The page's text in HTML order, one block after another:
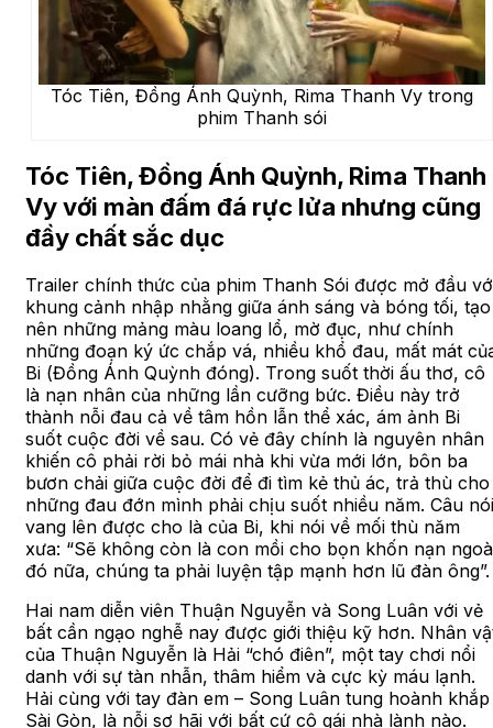
Tóc Tiên, Đồng Ánh Quỳnh, Rima Thanh Vy trong
phim Thanh sói
Tóc Tiên, Đồng Ánh Quỳnh, Rima Thanh
Vy với màn đấm đá rực lửa nhưng cũng
đầy chất sắc dục
Trailer chính thức của phim Thanh Sói được mở đầu
khung cảnh nhập nhằng giữa ánh sáng và bóng tối, tạo
nên những mảng màu loang lổ, mờ đục, như chính
những đoạn ký ức chắp vá, nhiều khổ đau, mất mát
Bi (Đồng Ánh Quỳnh đóng). Trong suốt thời ấu thơ, cô
là nạn nhân của những lần cưỡng bức. Điều này trở
thành nỗi đau cả về tâm hồn lẫn thể xác, ám ảnh Bi
suốt cuộc đời về sau. Có vẻ đây chính là nguyên nhân
khiến cô phải rời bỏ mái nhà khi vừa mới lớn, bôn ba
bươn chải giữa cuộc đời để đi tìm kẻ thủ ác, trả thù cho
những đau đớn mình phải chịu suốt nhiều năm. Câu nói
vang lên được cho là của Bi, khi nói về mối thù năm
xưa: “Sẽ không còn là con mồi cho bọn khốn nạn
đó nữa, chúng ta phải luyện tập mạnh hơn lũ đàn ông”.
Hai nam diễn viên Thuận Nguyễn và Song Luân với vẻ
bất cần ngạo nghễ nay được giới thiệu kỹ hơn. Nhân
của Thuận Nguyễn là Hải “chó điên”, một tay chơi nổi
danh với sự tàn nhẫn, thâm hiểm và cực kỳ máu lạnh.
Hải cùng với tay đàn em – Song Luân tung hoành khắp
Sài Gòn, là nỗi sợ hãi với bất cứ cô gái nhà lành nào.